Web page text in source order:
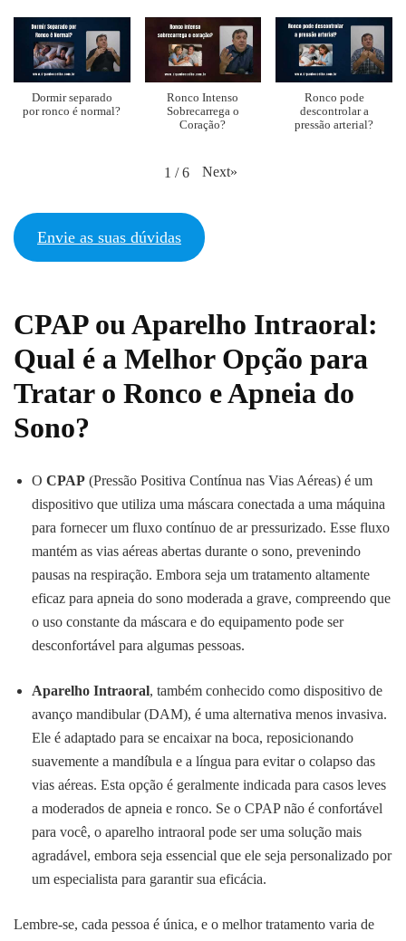
Dormir separado
por ronco é normal?
Ronco Intenso
Sobrecarrega o
Coração?
Ronco pode
descontrolar a
pressão arterial?
1 / 6 Next»
Envie as suas dúvidas
CPAP ou Aparelho Intraoral:
Qual é a Melhor Opção para
Tratar o Ronco e Apneia do
Sono?
O CPAP (Pressão Positiva Contínua nas Vias Aéreas) é um
dispositivo que utiliza uma máscara conectada a uma máquina
para fornecer um fluxo contínuo de ar pressurizado. Esse fluxo
mantém as vias aéreas abertas durante o sono, prevenindo
pausas na respiração. Embora seja um tratamento altamente
eficaz para apneia do sono moderada a grave, compreendo que
o uso constante da máscara e do equipamento pode ser
desconfortável para algumas pessoas.
Aparelho Intraoral, também conhecido como dispositivo de
avanço mandibular (DAM), é uma alternativa menos invasiva.
Ele é adaptado para se encaixar na boca, reposicionando
suavemente a mandíbula e a língua para evitar o colapso das
vias aéreas. Esta opção é geralmente indicada para casos leves
a moderados de apneia e ronco. Se o CPAP não é confortável
para você, o aparelho intraoral pode ser uma solução mais
agradável, embora seja essencial que ele seja personalizado por
um especialista para garantir sua eficácia.
Lembre-se, cada pessoa é única, e o melhor tratamento varia de